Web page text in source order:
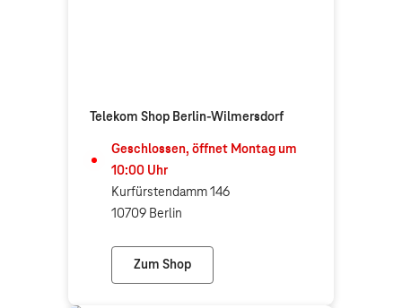
Telekom Shop Berlin-Wilmersdorf
Geschlossen, öffnet Montag um
10:00 Uhr
Kurfürstendamm 146
10709 Berlin
Zum Shop
Telekom Shop Berlin-Wilmersdorf